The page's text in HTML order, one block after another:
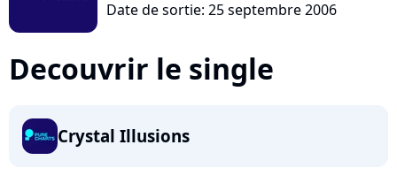
Date de sortie: 25 septembre 2006
Decouvrir le single
Crystal Illusions